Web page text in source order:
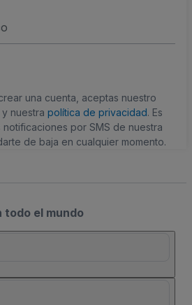
una cuenta, aceptas nuestro
y nuestra política de privacidad. Es
por SMS de nuestra
de baja en cualquier momento.
todo el mundo